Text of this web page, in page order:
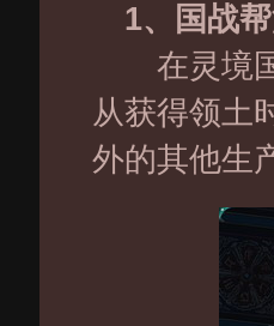
1、国战
在灵境国
从获得领土
外的其他生